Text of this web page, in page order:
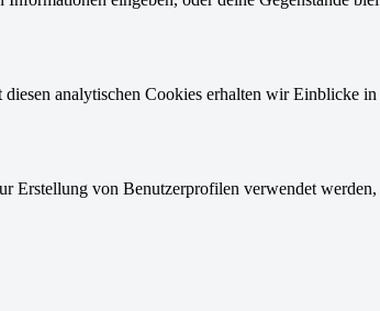
analytischen Cookies erhalten wir Einblicke
von Benutzerprofilen verwendet